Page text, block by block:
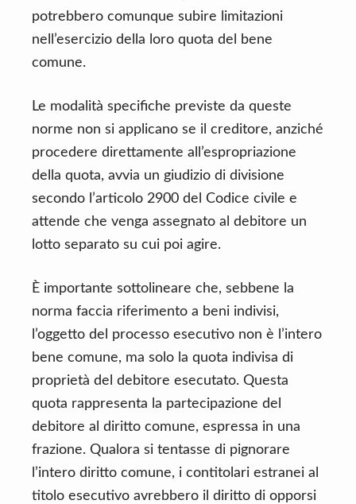
potrebbero comunque subire limitazioni
nell’esercizio della loro quota del bene
comune.
Le modalità specifiche previste da queste
norme non si applicano se il creditore, anziché
procedere direttamente all’espropriazione
della quota, avvia un giudizio di divisione
secondo l’articolo 2900 del Codice civile e
attende che venga assegnato al debitore un
lotto separato su cui poi agire.
È importante sottolineare che, sebbene la
norma faccia riferimento a beni indivisi,
l’oggetto del processo esecutivo non è l’intero
bene comune, ma solo la quota indivisa di
proprietà del debitore esecutato. Questa
quota rappresenta la partecipazione del
debitore al diritto comune, espressa in una
frazione. Qualora si tentasse di pignorare
l’intero diritto comune, i contitolari estranei al
titolo esecutivo avrebbero il diritto di opporsi